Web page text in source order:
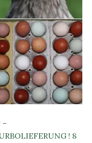
–
! 8